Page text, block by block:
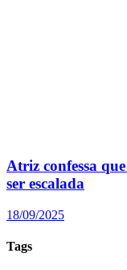
Atriz confessa
ser escalada
18/09/2025
Tags